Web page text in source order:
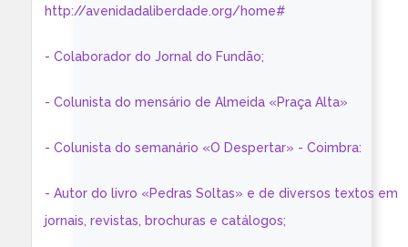
http://avenidadaliberdade.org/home#
- Colaborador do Jornal do Fundão;
- Colunista do mensário de Almeida «Praça Alta»
- Colunista do semanário «O Despertar» - Coimbra:
- Autor do livro «Pedras Soltas» e de diversos textos em
jornais, revistas, brochuras e catálogos;